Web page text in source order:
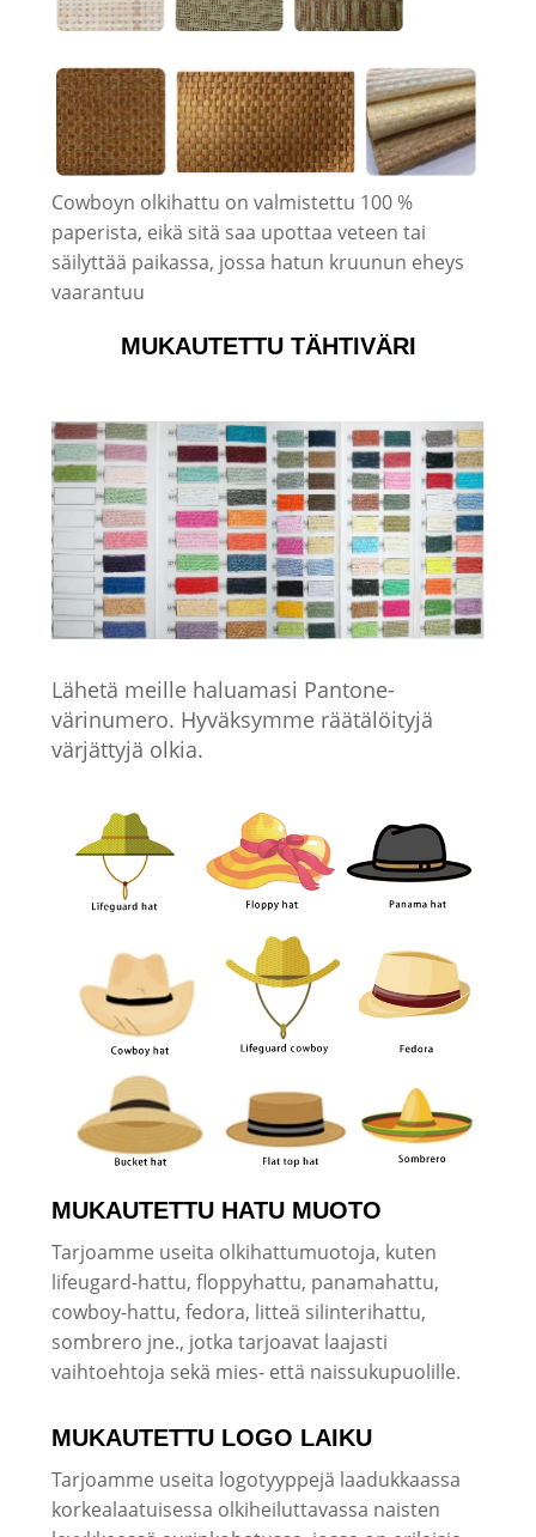
Cowboyn olkihattu on valmistettu 100 %
paperista, eikä sitä saa upottaa veteen tai
säilyttää paikassa, jossa hatun kruunun eheys
vaarantuu
MUKAUTETTU TÄHTIVÄRI
Lähetä meille haluamasi Pantone-
värinumero. Hyväksymme räätälöityjä
värjättyjä olkia.
MUKAUTETTU HATU MUOTO
Tarjoamme useita olkihattumuotoja, kuten
lifeugard-hattu, floppyhattu, panamahattu,
cowboy-hattu, fedora, litteä silinterihattu,
sombrero jne., jotka tarjoavat laajasti
vaihtoehtoja sekä mies- että naissukupuolille.
MUKAUTETTU LOGO LAIKU
Tarjoamme useita logotyyppejä laadukkaassa
korkealaatuisessa olkiheiluttavassa naisten